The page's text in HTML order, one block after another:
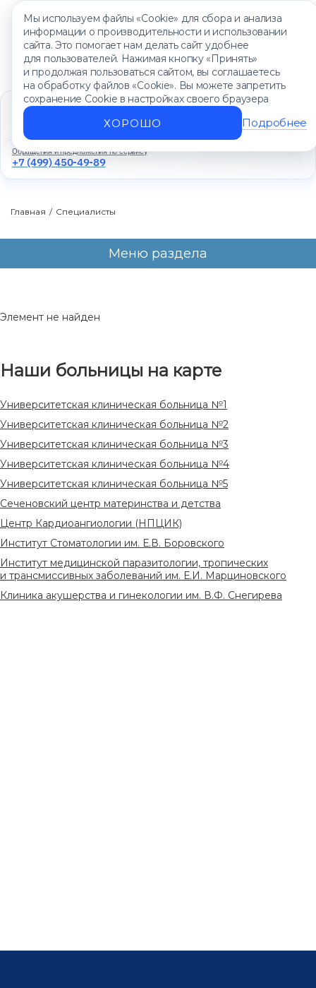
Мы используем файлы «Cookie» для сбора и анализа
информации о производительности и использовании
сайта. Это помогает нам делать сайт удобнее
для пользователей. Нажимая кнопку «Принять»
и продолжая пользоваться сайтом, вы соглашаетесь
на обработку файлов «Cookie». Вы можете запретить
сохранение Cookie в настройках своего браузера
ХОРОШО Подробнее
Единый контакт-центр
+7 (499) 450-88-89
Ежедневно с 8:00 до 20:00
Обращения и предложения по сервису
+7 (499) 450-49-89
Главная / Специалисты
Элемент не найден
Наши больницы на карте
Университетская клиническая больница №1
Университетская клиническая больница №2
Университетская клиническая больница №3
Университетская клиническая больница №4
Университетская клиническая больница №5
Сеченовский центр материнства и детства
Центр Кардиоангиологии (НПЦИК)
Институт Стоматологии им. Е.В. Боровского
Институт медицинской паразитологии, тропических
и трансмиссивных заболеваний им. Е.И. Марциновского
Клиника акушерства и гинекологии им. В.Ф. Снегирева
Меню раздела